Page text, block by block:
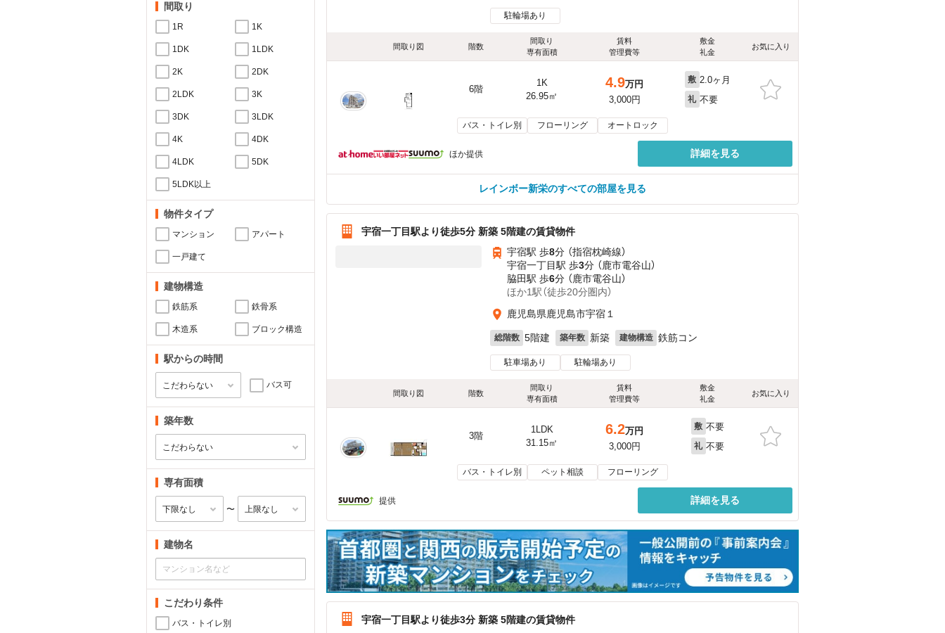
間取り
1R 1K
1DK 1LDK
2K 2DK
2LDK 3K
3DK 3LDK
4K 4DK
4LDK 5DK
5LDK以上
物件タイプ
マンション アパート
一戸建て
建物構造
鉄筋系 鉄骨系
木造系 ブロック構造
駅からの時間
バス可
築年数
専有面積
〜
建物名
こだわり条件
バス・トイレ別
駐輪場あり
間取り図 階数
間取り
専有面積
賃料
管理費等
敷金
礼金
お気に入り
6階
1K
26.95㎡
4.9万円
3,000円
敷 2.0ヶ月
礼 不要
バス・トイレ別 フローリング オートロック
ほか提供 詳細を見る
レインボー新栄のすべての部屋を見る
宇宿一丁目駅より徒歩5分 新築 5階建の賃貸物件
宇宿駅 歩8分 （指宿枕崎線）
宇宿一丁目駅 歩3分 （鹿市電谷山）
脇田駅 歩6分 （鹿市電谷山）
ほか1駅（徒歩20分圏内）
鹿児島県鹿児島市宇宿１
総階数 5階建 築年数 新築 建物構造 鉄筋コン
駐車場あり 駐輪場あり
間取り図 階数
間取り
専有面積
賃料
管理費等
敷金
礼金
お気に入り
3階
1LDK
31.15㎡
6.2万円
3,000円
敷 不要
礼 不要
バス・トイレ別 ペット相談 フローリング
提供 詳細を見る
宇宿一丁目駅より徒歩3分 新築 5階建の賃貸物件